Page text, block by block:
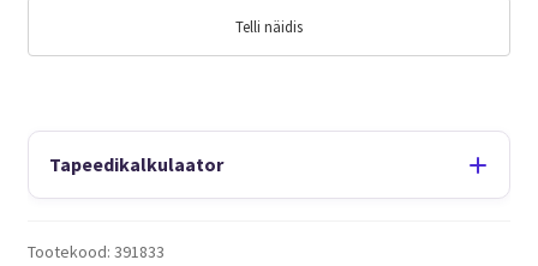
Telli näidis
Tapeedikalkulaator
Tootekood: 391833